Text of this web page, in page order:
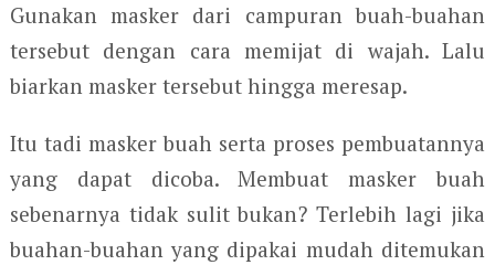
Gunakan masker dari campuran buah-buahan
tersebut dengan cara memijat di wajah. Lalu
biarkan masker tersebut hingga meresap.
Itu tadi masker buah serta proses pembuatannya
yang dapat dicoba. Membuat masker buah
sebenarnya tidak sulit bukan? Terlebih lagi jika
buahan-buahan yang dipakai mudah ditemukan